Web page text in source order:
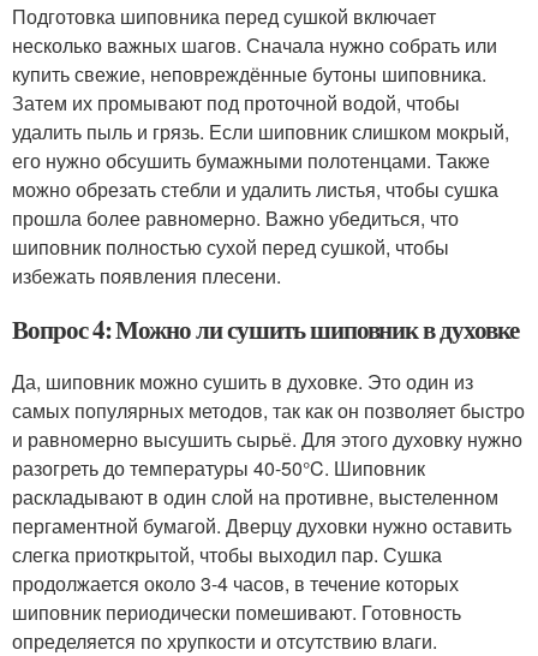
Подготовка шиповника перед сушкой включает
несколько важных шагов. Сначала нужно собрать или
купить свежие, неповреждённые бутоны шиповника.
Затем их промывают под проточной водой, чтобы
удалить пыль и грязь. Если шиповник слишком мокрый,
его нужно обсушить бумажными полотенцами. Также
можно обрезать стебли и удалить листья, чтобы сушка
прошла более равномерно. Важно убедиться, что
шиповник полностью сухой перед сушкой, чтобы
избежать появления плесени.
Вопрос 4: Можно ли сушить шиповник в духовке
Да, шиповник можно сушить в духовке. Это один из
самых популярных методов, так как он позволяет быстро
и равномерно высушить сырьё. Для этого духовку нужно
разогреть до температуры 40-50°C. Шиповник
раскладывают в один слой на противне, выстеленном
пергаментной бумагой. Дверцу духовки нужно оставить
слегка приоткрытой, чтобы выходил пар. Сушка
продолжается около 3-4 часов, в течение которых
шиповник периодически помешивают. Готовность
определяется по хрупкости и отсутствию влаги.